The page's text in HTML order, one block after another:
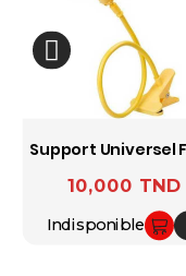
Prix
10,000 TND
Indisponible